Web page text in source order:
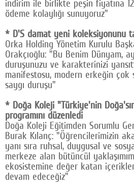
indirim ile birlikte peşin fiyatına
ödeme kolaylığı sunuyoruz"
* D'S damat yeni koleksiyonunu
Orka Holding Yönetim Kurulu
Orakçıoğlu: "Bu Benim Dünyam,
duruşunuzu ve karakterinizi
manifestosu, modern erkeğin çok
saygı duruşu"
* Doğa Koleji "Türkiye'nin
programını düzenledi
Doğa Koleji Eğitimden Sorumlu
Burak Kılanç: "Öğrencilerimizin
yanı sıra ruhsal, duygusal ve
merkeze alan bütüncül
ekosistemine değer katan
devam edeceğiz"